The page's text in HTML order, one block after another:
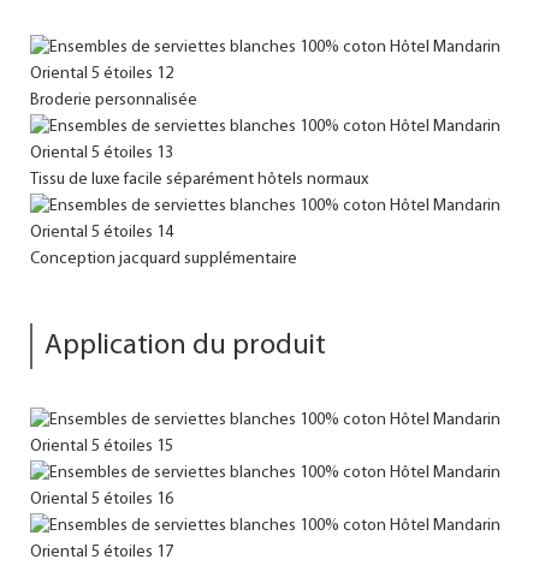
Broderie personnalisée
Tissu de luxe facile séparément hôtels normaux
Conception jacquard supplémentaire
Application du produit